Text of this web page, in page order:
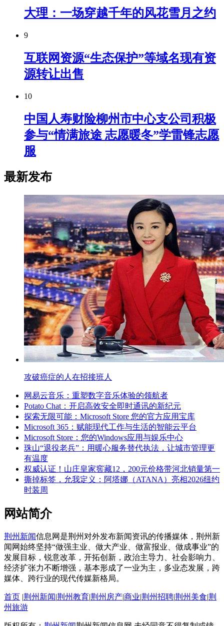
大理：一场穿越千年的风花雪月之约
9
互联网资源“生态保护”等域名现有资
源转让出售
10
中国人寿财险柳州市中心支公司积极
参与“情满旅途 志愿暖冬”学雷锋志愿
服
最新发布
攻破癌症的人在招接班人
网易云音乐：重塑数字音乐体验的领航者
Potato Chat：开启高效安全即时通讯的新纪元
探索无限可能：Microsoft Store 您的官方应用宝库
Microsoft 365：赋能现代工作与生活的智能云平台
Microsoft Store：您的Windows应用与娱乐中心
珠山“退役老兵”：用暖心服务替代执法，让城市管理更
有温度
权威认证！山庄皇家窖藏12，200元价格带河北销量第一
撕掉标签，允我定义：阿塔娜（ATANA）亮相2026纽约
时装周
网站简介
荆州新闻信息网是荆州对外发布新闻资讯的传播媒体，荆州新
闻网始终坚持“做强主业、做大产业、做富报业、做成事业”的
发展目标，锐意改革，开拓创新，政治主导力、社会影响力、
经济扩张力不断增强，基本形成了一业为主，多业态发展，跨
媒体、跨行业的现代传媒新格局。
首页 |荆州新闻|荆州教育|荆州房产|商业|荆州招聘|荆州美食|荆
州旅游